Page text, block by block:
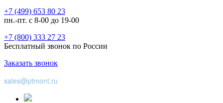
+7 (499) 653 80 23
пн.-пт. с 8-00 до 19-00
+7 (800) 333 27 23
Бесплатный звонок по России
Заказать звонок
sales@ptmont.ru